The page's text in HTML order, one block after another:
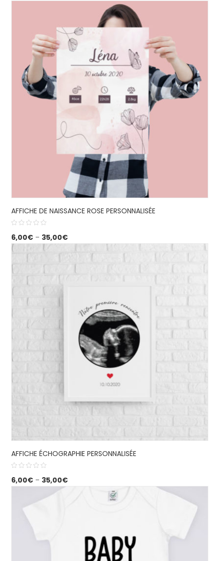
AFFICHE DE NAISSANCE ROSE PERSONNALISÉE
6,00€– 35,00€
AFFICHE ÉCHOGRAPHIE PERSONNALISÉE
6,00€– 35,00€